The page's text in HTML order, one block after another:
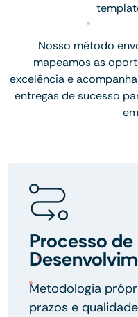
Nosso método
mapeamos as
excelência e
entregas de sucesso
Processo de
Metodologia
prazos e